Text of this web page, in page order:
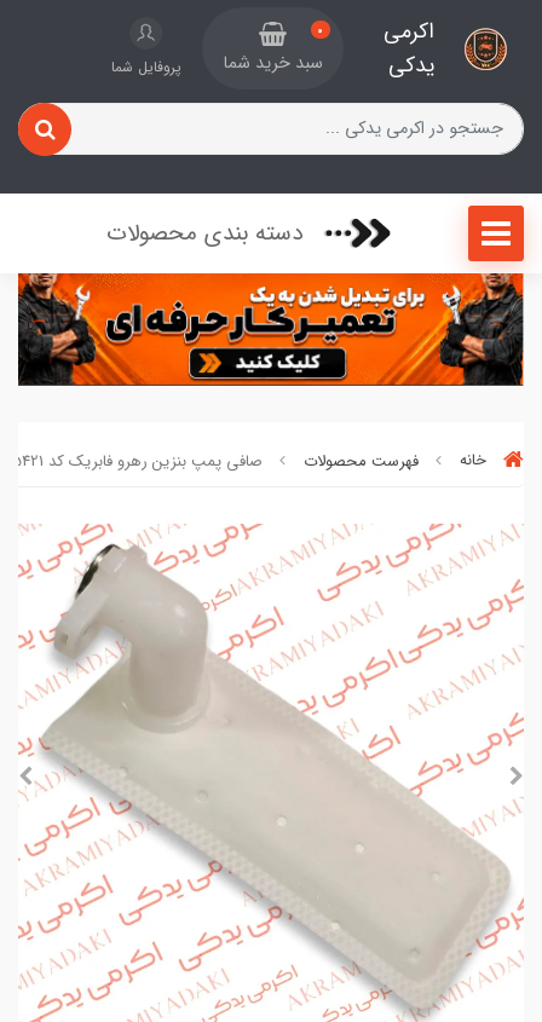
اکرمی
یدکی
0
سبد خرید شما پروفایل شما
دسته بندی محصولات
خانه فهرست محصولات صافی پمپ بنزین رهرو فابریک کد 85421